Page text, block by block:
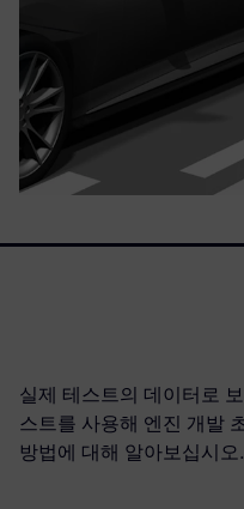
실제 테스트의 데이터로
스트를 사용해 엔진 개발
방법에 대해 알아보십시오.